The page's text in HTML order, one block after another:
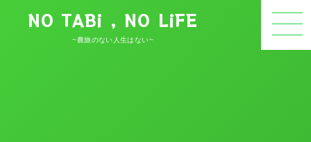
NO TABi , NO LiFE
~農旅のない人生はない~